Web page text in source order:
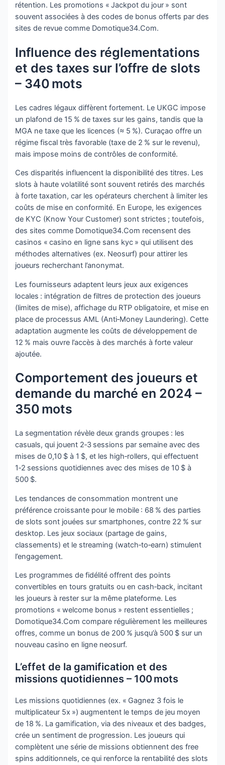
rétention. Les promotions « Jackpot du jour » sont
souvent associées à des codes de bonus offerts par des
sites de revue comme Domotique34.Com.
Influence des réglementations
et des taxes sur l’offre de slots
– 340 mots
Les cadres légaux diffèrent fortement. Le UKGC impose
un plafond de 15 % de taxes sur les gains, tandis que la
MGA ne taxe que les licences (≈ 5 %). Curaçao offre un
régime fiscal très favorable (taxe de 2 % sur le revenu),
mais impose moins de contrôles de conformité.
Ces disparités influencent la disponibilité des titres. Les
slots à haute volatilité sont souvent retirés des marchés
à forte taxation, car les opérateurs cherchent à limiter les
coûts de mise en conformité. En Europe, les exigences
de KYC (Know Your Customer) sont strictes ; toutefois,
des sites comme Domotique34.Com recensent des
casinos « casino en ligne sans kyc » qui utilisent des
méthodes alternatives (ex. Neosurf) pour attirer les
joueurs recherchant l’anonymat.
Les fournisseurs adaptent leurs jeux aux exigences
locales : intégration de filtres de protection des joueurs
(limites de mise), affichage du RTP obligatoire, et mise en
place de processus AML (Anti‑Money Laundering). Cette
adaptation augmente les coûts de développement de
12 % mais ouvre l’accès à des marchés à forte valeur
ajoutée.
Comportement des joueurs et
demande du marché en 2024 –
350 mots
La segmentation révèle deux grands groupes : les
casuals, qui jouent 2‑3 sessions par semaine avec des
mises de 0,10 $ à 1 $, et les high‑rollers, qui effectuent
1‑2 sessions quotidiennes avec des mises de 10 $ à
500 $.
Les tendances de consommation montrent une
préférence croissante pour le mobile : 68 % des parties
de slots sont jouées sur smartphones, contre 22 % sur
desktop. Les jeux sociaux (partage de gains,
classements) et le streaming (watch‑to‑earn) stimulent
l’engagement.
Les programmes de fidélité offrent des points
convertibles en tours gratuits ou en cash‑back, incitant
les joueurs à rester sur la même plateforme. Les
promotions « welcome bonus » restent essentielles ;
Domotique34.Com compare régulièrement les meilleures
offres, comme un bonus de 200 % jusqu’à 500 $ sur un
nouveau casino en ligne neosurf.
L’effet de la gamification et des
missions quotidiennes – 100 mots
Les missions quotidiennes (ex. « Gagnez 3 fois le
multiplicateur 5x ») augmentent le temps de jeu moyen
de 18 %. La gamification, via des niveaux et des badges,
crée un sentiment de progression. Les joueurs qui
complètent une série de missions obtiennent des free
spins additionnels, ce qui renforce la rentabilité des slots